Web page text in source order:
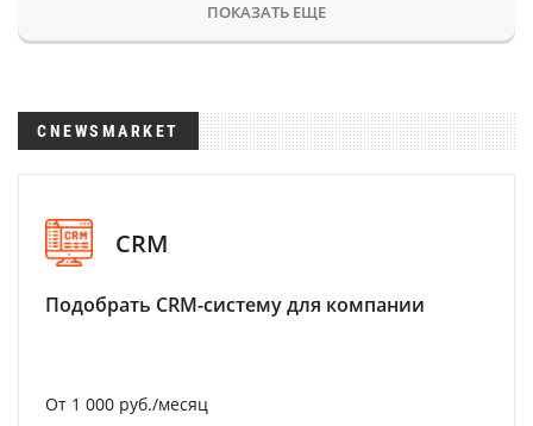
ПОКАЗАТЬ ЕЩЕ
CNEWSMARKET
CRM
Подобрать CRM-систему для компании
От 1 000 руб./месяц